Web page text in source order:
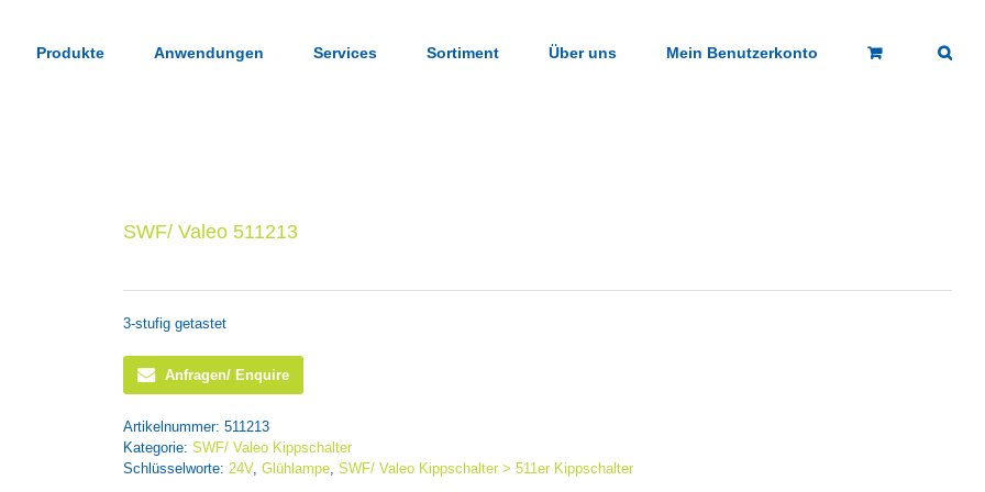
Produkte Anwendungen Services Sortiment Über uns Mein Benutzerkonto
SWF/ Valeo 511213
3-stufig getastet
Anfragen/ Enquire
Artikelnummer: 511213
Kategorie: SWF/ Valeo Kippschalter
Schlüsselworte: 24V, Glühlampe, SWF/ Valeo Kippschalter > 511er Kippschalter